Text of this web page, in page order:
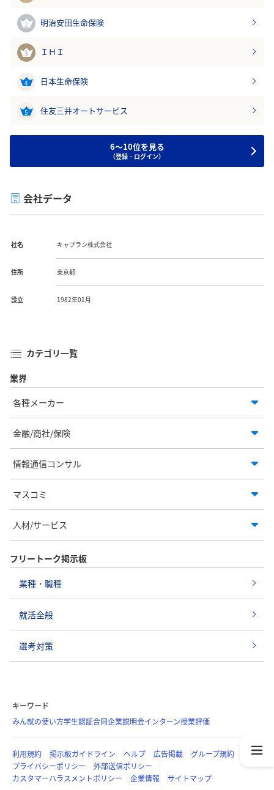
2 明治安田生命保険
3 ＩＨＩ
4 日本生命保険
5 住友三井オートサービス
6～10位を見る
（登録・ログイン）
会社データ
社名 キャプラン株式会社
住所 東京都
設立 1982年01月
カテゴリ一覧
業界
各種メーカー
金融/商社/保険
情報通信コンサル
マスコミ
人材/サービス
フリートーク掲示板
業種・職種
就活全般
選考対策
キーワード
みん就の使い方学生認証合同企業説明会インターン授業評価
利用規約 掲示板ガイドライン ヘルプ 広告掲載
グループ規約
プライバシーポリシー
外部送信ポリシー
カスタマーハラスメントポリシー
企業情報 サイトマップ